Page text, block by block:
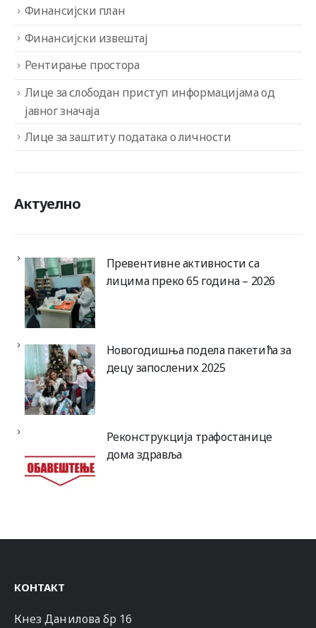
Финансијски план
Финансијски извештај
Рентирање простора
Лице за слободан приступ информацијама од
јавног значаја
Лице за заштиту података о личности
Актуелно
Превентивне активности са
лицима преко 65 година – 2026
Новогодишња подела пакетића за
децу запослених 2025
Реконструкција трафостанице
дома здравља
КОНТАКТ
Кнез Данилова бр 16